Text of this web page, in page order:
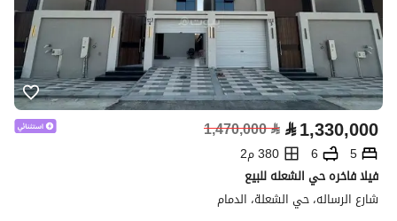
⃁1,330,000
⃁
1,470,000
5
6
380 م2
فيلا فاخره حي الشعله للبيع
شارع الرساله، حي الشعلة، الدمام